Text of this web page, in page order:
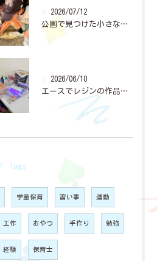
2026/07/12
公園で見つけた小さな穴。
2026/06/10
エースでレジンの作品作りに夢中になっている子どもたちが増えて...
Tags
学童保育 習い事 運動
工作 おやつ 手作り 勉強
経験 保育士